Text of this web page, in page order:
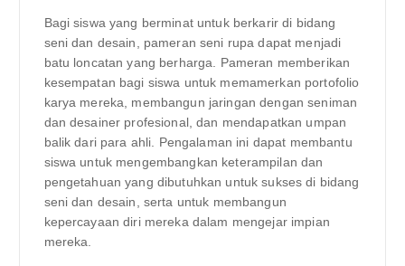
Bagi siswa yang berminat untuk berkarir di bidang
seni dan desain, pameran seni rupa dapat menjadi
batu loncatan yang berharga. Pameran memberikan
kesempatan bagi siswa untuk memamerkan portofolio
karya mereka, membangun jaringan dengan seniman
dan desainer profesional, dan mendapatkan umpan
balik dari para ahli. Pengalaman ini dapat membantu
siswa untuk mengembangkan keterampilan dan
pengetahuan yang dibutuhkan untuk sukses di bidang
seni dan desain, serta untuk membangun
kepercayaan diri mereka dalam mengejar impian
mereka.